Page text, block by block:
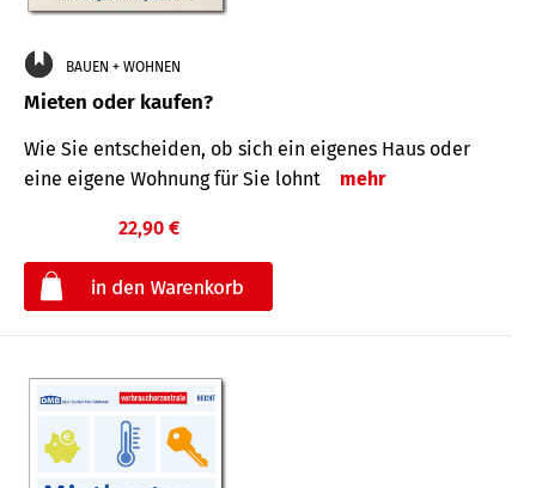
BAUEN + WOHNEN
Mieten oder kaufen?
Wie Sie entscheiden, ob sich ein eigenes Haus oder
eine eigene Wohnung für Sie lohnt
mehr
22,90 €